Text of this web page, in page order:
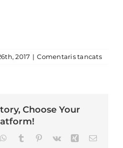
2017 | Comentaris tancatsa
Choose Your
WhatsApp
TumblrPinterest
Vk XingEmail